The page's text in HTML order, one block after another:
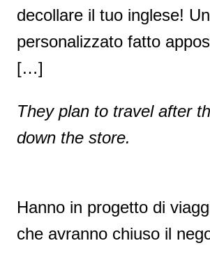
decollare il tuo inglese!
personalizzato fatto
[…]
They plan to travel after
down the store.
Hanno in progetto di
che avranno chiuso il